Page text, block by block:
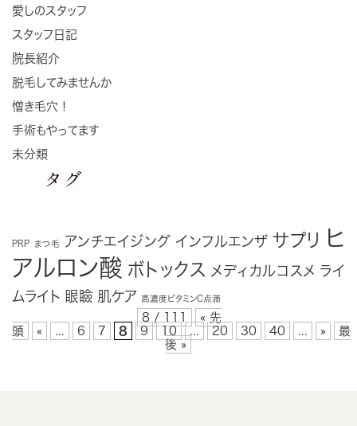
愛しのスタッフ
スタッフ日記
院長紹介
脱毛してみませんか
憎き毛穴！
手術もやってます
未分類
タグ
PRP まつ毛 アンチエイジング インフルエンザ サプリ ヒ
アルロン酸 ボトックス メディカルコスメ ライ
ムライト 眼瞼 肌ケア 高濃度ビタミンC点滴
8 / 111
« 先
頭
« 6 7 8 9 10 20 30 40 »
最
後 »